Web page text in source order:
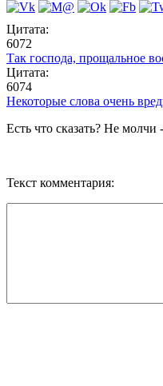
Цитата:
6072
Так господа, прощальное
Цитата:
6074
Некоторые слова очень
Есть что сказать? Не
Текст комментария: